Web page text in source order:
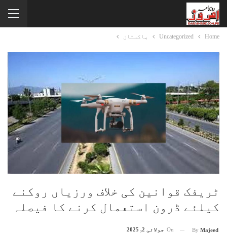
Home
Uncategorized پاکستان
ٹریفک قوانین کی خلاف ورزیاں روکنے
کیلئے ڈرون استعمال کرنے کا فیصلہ
By Majeed
On جولائی 2, 2025